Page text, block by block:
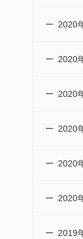
2020
2020
2020
2020
2020
2020
2019